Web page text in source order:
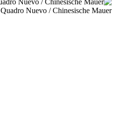
Quadro Nuevo / Chinesische Mauer